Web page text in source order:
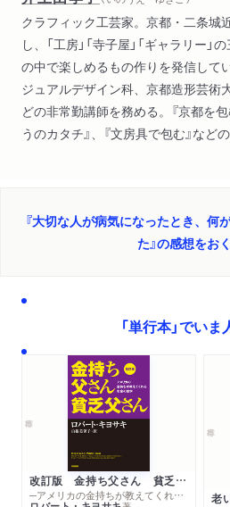
クラフィック工芸家。京都・二条城
し、「工房」「寺子屋」「ギャラリー
の中で楽しめるもの作りを発信して
ジュアルデザイン科、京都造形芸術
どの非常勤講師を務める。『京都を包
うのカタチ』、『文房具で包む』など
『大切な人が病気になったとき、何
た』の感想をお
「単行本」でい
改訂版 金持ち父さん 貧乏父さん
─アメリカの金持ちが教えてくれるお金の哲学 老